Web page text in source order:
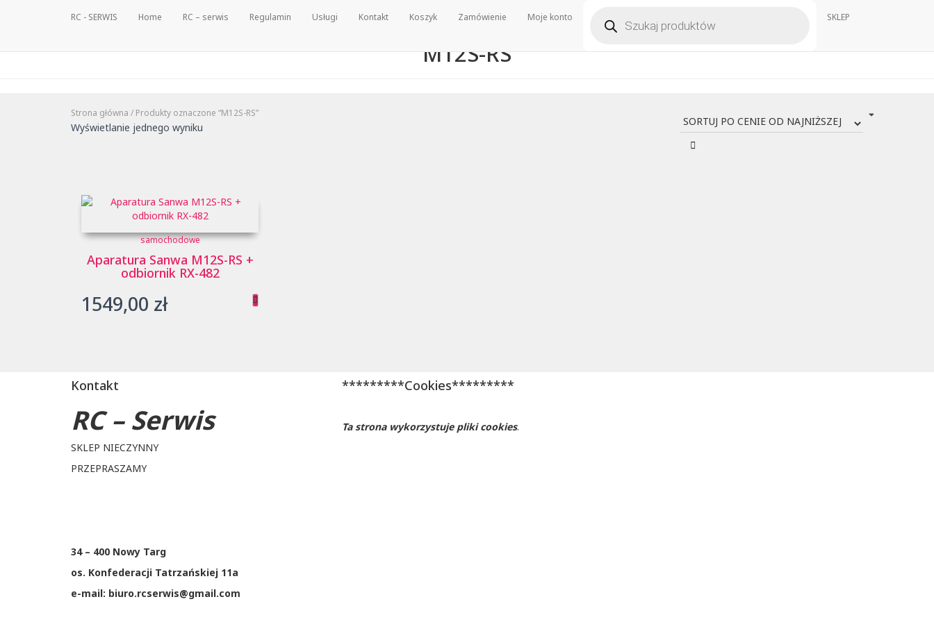
RC - SERWIS Home RC – serwis Regulamin Usługi Kontakt Koszyk Zamówienie Moje konto produktów SKLEP
M12S-RS
Strona główna / Produkty oznaczone “M12S-RS”
Wyświetlanie jednego wyniku
samochodowe
Aparatura Sanwa M12S-RS +
odbiornik RX-482
1549,00 zł
Kontakt
RC – Serwis
SKLEP NIECZYNNY
PRZEPRASZAMY
34 – 400 Nowy Targ
os. Konfederacji Tatrzańskiej 11a
e-mail: biuro.rcserwis@gmail.com
*********Cookies*********
Ta strona wykorzystuje pliki cookies.